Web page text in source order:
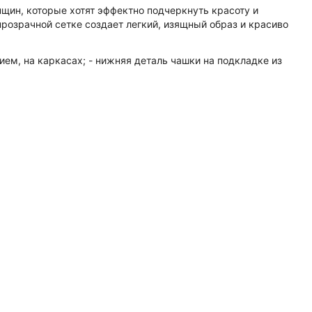
которые хотят эффектно подчеркнуть красоту и
сетке создает легкий, изящный образ и красиво
на каркасах; - нижняя деталь чашки на подкладке из